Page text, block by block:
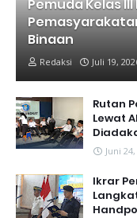
Pemuda Kelas
Binaan
Redaksi Juli 19,
Rutan
Lewat
Juni
Ikrar